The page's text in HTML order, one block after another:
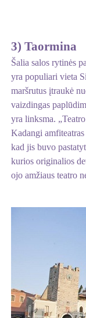
3) Taormina
Šalia salos rytinės
yra populiari vieta
maršrutus įtraukė
vaizdingas
yra linksma.
Kadangi
kad jis buvo
kurios originalios
ojo amžiaus teatro